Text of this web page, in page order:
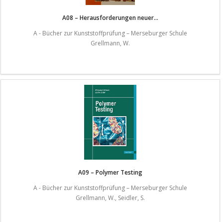
A08 – Herausforderungen neuer...
A - Bücher zur Kunststoffprüfung – Merseburger Schule
Grellmann, W.
A09 – Polymer Testing
A - Bücher zur Kunststoffprüfung – Merseburger Schule
Grellmann, W., Seidler, S.